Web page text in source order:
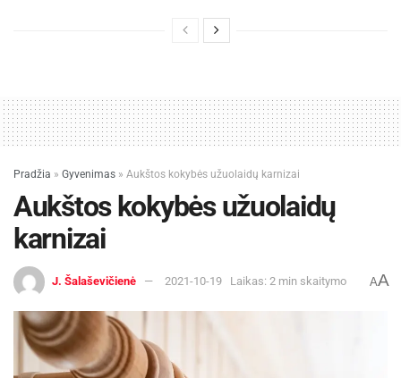
Pradžia » Gyvenimas » Aukštos kokybės užuolaidų karnizai
Aukštos kokybės užuolaidų
karnizai
J. Šalaševičienė 2021-10-19 Laikas: 2 min skaitymo AA